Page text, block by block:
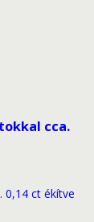
cca.
0,14 ct ékítve